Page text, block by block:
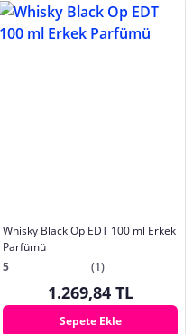
Whisky Black Op EDT 100 ml Erkek
Parfümü
5
(1)
1.269,84 TL
Sepete Ekle